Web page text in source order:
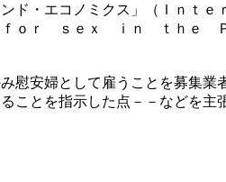
ンド・エコノミクス」（Ｉｎ
ｆｏｒ ｓｅｘ ｉｎ ｔｈｅ
慰安婦として雇うことを募集
とを指示した点－－などを主